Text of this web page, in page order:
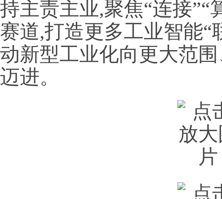
持主责主业,聚焦“连接”“
赛道,打造更多工业智能“
动新型工业化向更大范
迈进。